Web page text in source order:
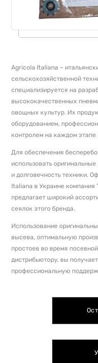
Agricola Italiana –
сельскохозяйственной
специализируется на
высококачественных
овощных культур. Их
оборудованием,
контролем на каждом этапе
Для обеспечения
использовать
и долговечность техники.
Italiana в Украине компания
предлагает широкий
сеялок этого бренда.
Использование
высева, оптимальную
простоев во время
дистрибьютору, вы
профессиональную